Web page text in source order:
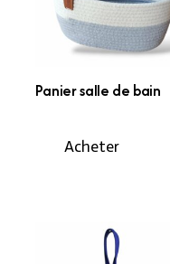
Panier salle de bain
Acheter